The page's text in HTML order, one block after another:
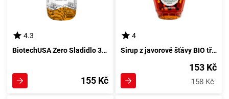
4.3
BiotechUSA Zero Sladidlo 320ml z javorové šťávy
155 Kč
4
Sirup z javorové šťávy BIO třídy C 250ml od Country Life
153 Kč
158 Kč